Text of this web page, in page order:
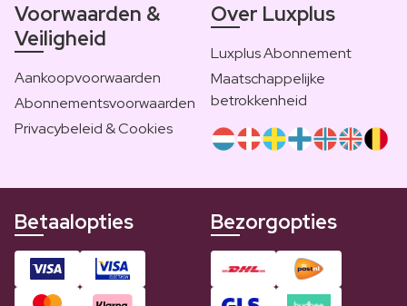
Voorwaarden &
Veiligheid
Aankoopvoorwaarden
Abonnementsvoorwaarden
Privacybeleid & Cookies
Over Luxplus
Luxplus Abonnement
Maatschappelijke
betrokkenheid
Betaalopties Bezorgopties